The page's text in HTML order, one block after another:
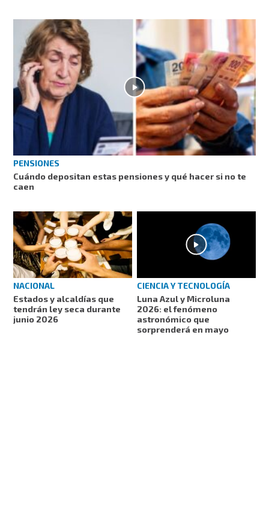
PENSIONES
Cuándo depositan estas pensiones y qué hacer si no te
caen
NACIONAL
Estados y alcaldías que
tendrán ley seca durante
junio 2026
CIENCIA Y TECNOLOGÍA
Luna Azul y Microluna
2026: el fenómeno
astronómico que
sorprenderá en mayo